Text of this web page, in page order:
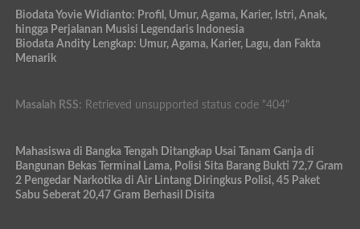
Biodata Yovie Widianto: Profil, Umur, Agama, Karier, Istri, Anak,
hingga Perjalanan Musisi Legendaris Indonesia
Biodata Andity Lengkap: Umur, Agama, Karier, Lagu, dan Fakta
Menarik
Masalah RSS: Retrieved unsupported status code "404"
Mahasiswa di Bangka Tengah Ditangkap Usai Tanam Ganja di
Bangunan Bekas Terminal Lama, Polisi Sita Barang Bukti 72,7 Gram
2 Pengedar Narkotika di Air Lintang Diringkus Polisi, 45 Paket
Sabu Seberat 20,47 Gram Berhasil Disita